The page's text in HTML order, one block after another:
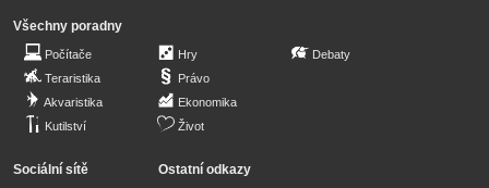
Všechny poradny
Počítače
Teraristika
Akvaristika
Kutilství
Hry
Právo
Ekonomika
Život
Debaty
Sociální sítě Ostatní odkazy